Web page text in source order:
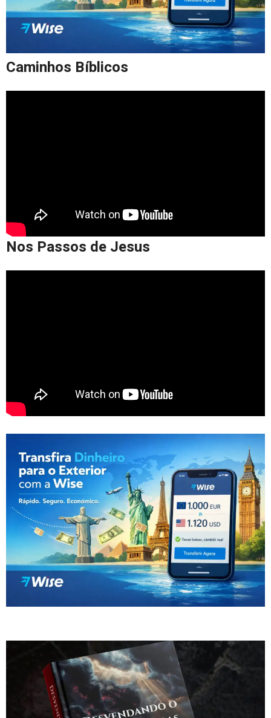
Caminhos Bíblicos
Nos Passos de Jesus